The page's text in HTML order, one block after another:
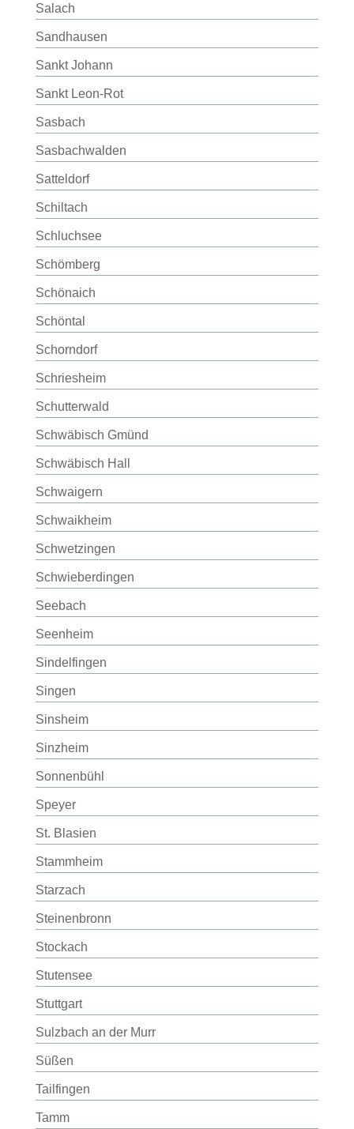
Salach
Sandhausen
Sankt Johann
Sankt Leon-Rot
Sasbach
Sasbachwalden
Satteldorf
Schiltach
Schluchsee
Schömberg
Schönaich
Schöntal
Schorndorf
Schriesheim
Schutterwald
Schwäbisch Gmünd
Schwäbisch Hall
Schwaigern
Schwaikheim
Schwetzingen
Schwieberdingen
Seebach
Seenheim
Sindelfingen
Singen
Sinsheim
Sinzheim
Sonnenbühl
Speyer
St. Blasien
Stammheim
Starzach
Steinenbronn
Stockach
Stutensee
Stuttgart
Sulzbach an der Murr
Süßen
Tailfingen
Tamm